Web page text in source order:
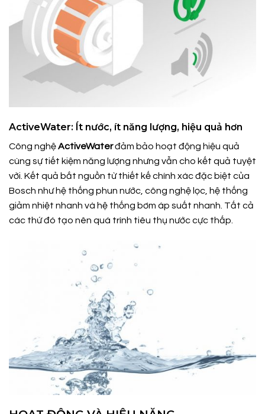
ActiveWater: Ít nước, ít năng lượng, hiệu quả hơn
Công nghệActiveWaterđảm bảo hoạt động hiệu quả
cùng sự tiết kiệm năng lượng nhưng vẫn cho kết quả tuyệt
vời. Kết quả bắt nguồn từ thiết kế chính xác đặc biệt của
Bosch như hệ thống phun nước, công nghệ lọc, hệ thống
giảm nhiệt nhanh và hệ thống bơm áp suất nhanh. Tất cả
các thứ đó tạo nên quá trình tiêu thụ nước cực thấp.